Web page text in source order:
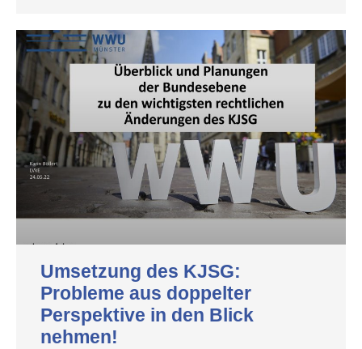
Umsetzung des KJSG:
Probleme aus doppelter
Perspektive in den Blick
nehmen!